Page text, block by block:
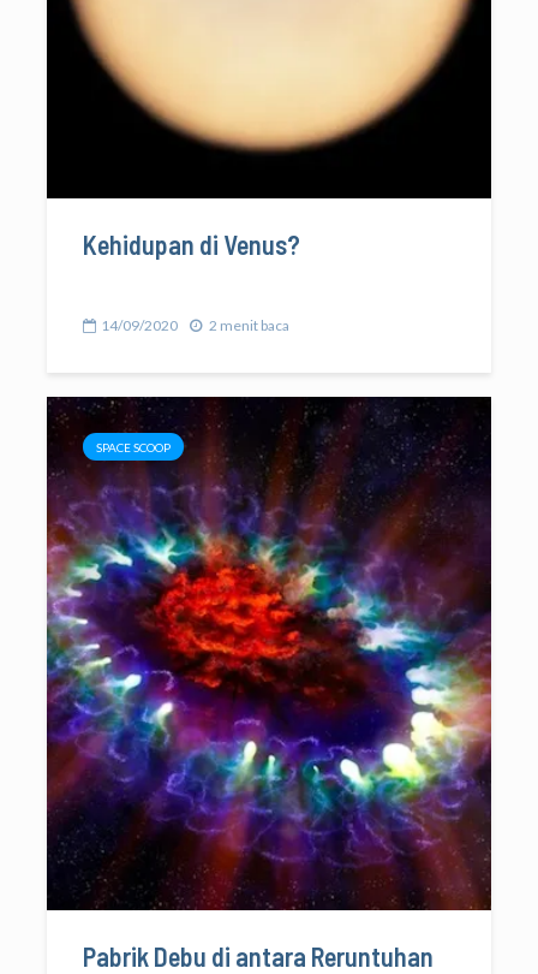
Kehidupan di Venus?
14/09/2020 2 menit baca
SPACE SCOOP
Pabrik Debu di antara Reruntuhan